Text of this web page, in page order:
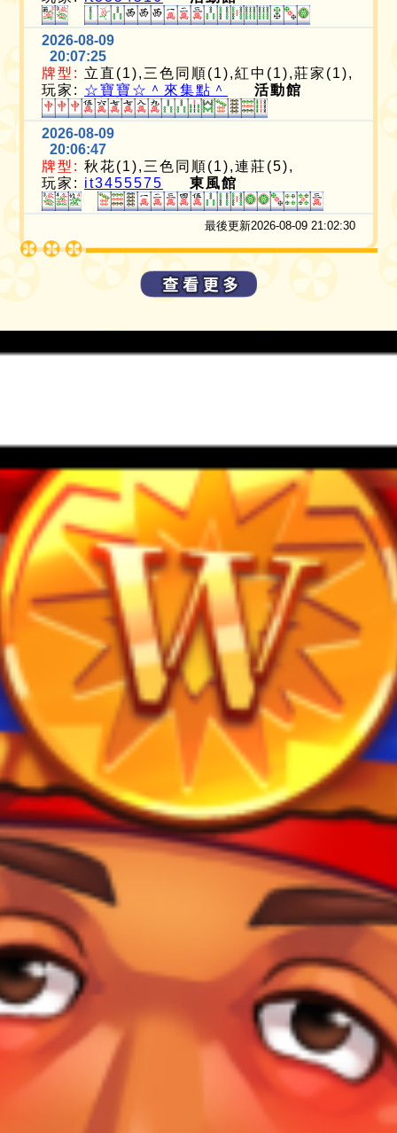
2026-08-09
20:07:25
牌型: 立直(1),三色同順(1),紅中(1),莊家(1),
玩家: ☆寶寶☆＾來集點＾ 活動館
2026-08-09
20:06:47
牌型: 秋花(1),三色同順(1),連莊(5),
玩家: it3455575 東風館
最後更新2026-08-09 21:02:30